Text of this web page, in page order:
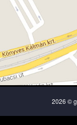
2026 ©